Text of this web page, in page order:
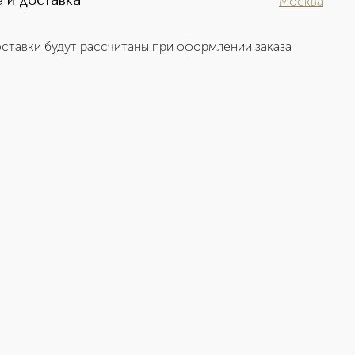
будут рассчитаны при оформлении заказа